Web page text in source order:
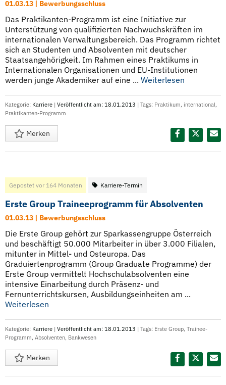
01.03.13 | Bewerbungsschluss
Das Praktikanten-Programm ist eine Initiative zur
Unterstützung von qualifizierten Nachwuchskräften im
internationalen Verwaltungsbereich. Das Programm richtet
sich an Studenten und Absolventen mit deutscher
Staatsangehörigkeit. Im Rahmen eines Praktikums in
Internationalen Organisationen und EU-Institutionen
werden junge Akademiker auf eine ... Weiterlesen
Kategorie: Karriere | Veröffentlicht am: 18.01.2013 | Tags: Praktikum, international,
Praktikanten-Programm
Merken
Gepostet vor 164 Monaten Karriere-Termin
Erste Group Traineeprogramm für Absolventen
01.03.13 | Bewerbungsschluss
Die Erste Group gehört zur Sparkassengruppe Österreich
und beschäftigt 50.000 Mitarbeiter in über 3.000 Filialen,
mitunter in Mittel- und Osteuropa. Das
Graduiertenprogramm (Group Graduate Programme) der
Erste Group vermittelt Hochschulabsolventen eine
intensive Einarbeitung durch Präsenz- und
Fernunterrichtskursen, Ausbildungseinheiten am ...
Weiterlesen
Kategorie: Karriere | Veröffentlicht am: 18.01.2013 | Tags: Erste Group, Trainee-
Programm, Absolventen, Bankwesen
Merken